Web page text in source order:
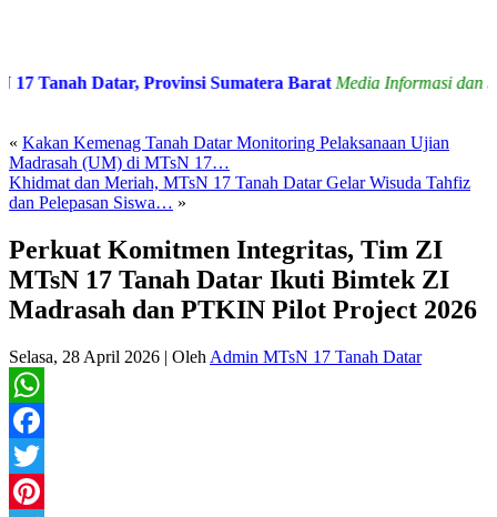
Tanah Datar, Provinsi Sumatera Barat Media Informasi dan
« Kakan Kemenag Tanah Datar Monitoring Pelaksanaan Ujian
Madrasah (UM) di MTsN 17…
Khidmat dan Meriah, MTsN 17 Tanah Datar Gelar Wisuda Tahfiz
dan Pelepasan Siswa… »
Perkuat Komitmen Integritas, Tim ZI
MTsN 17 Tanah Datar Ikuti Bimtek ZI
Madrasah dan PTKIN Pilot Project 2026
Selasa, 28 April 2026 | Oleh Admin MTsN 17 Tanah Datar
WhatsApp
Facebook
Twitter